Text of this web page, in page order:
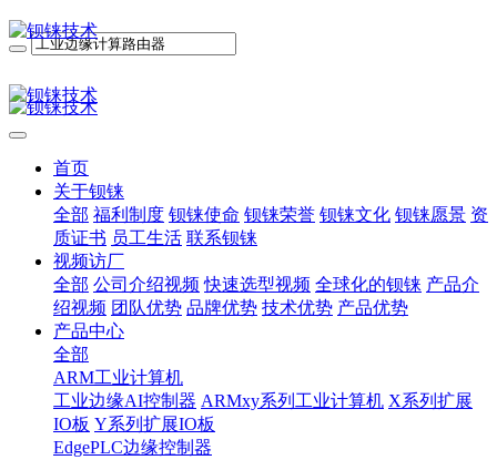
首页
关于钡铼
全部 福利制度 钡铼使命 钡铼荣誉 钡铼文化 钡铼愿景 资
质证书 员工生活 联系钡铼
视频访厂
全部 公司介绍视频 快速选型视频 全球化的钡铼 产品介
绍视频 团队优势 品牌优势 技术优势 产品优势
产品中心
全部
ARM工业计算机
工业边缘AI控制器 ARMxy系列工业计算机 X系列扩展
IO板 Y系列扩展IO板
EdgePLC边缘控制器